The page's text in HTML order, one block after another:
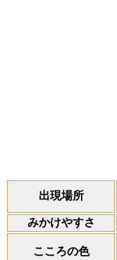
出現場所
みかけやすさ
こころの色